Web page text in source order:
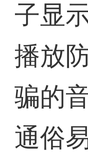
子显
播放
骗的
通俗